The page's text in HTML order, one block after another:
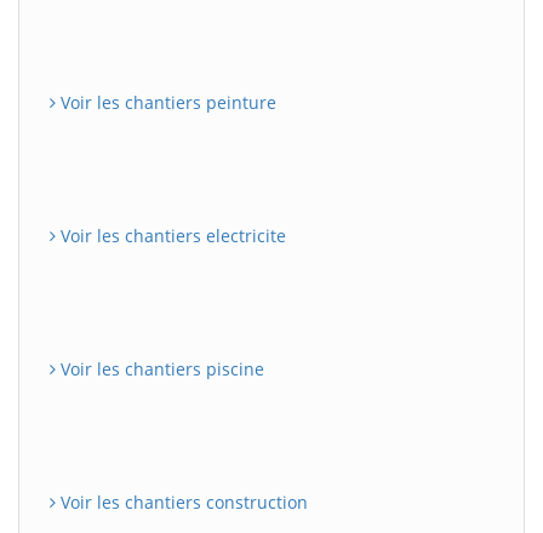
Voir les chantiers peinture
Voir les chantiers electricite
Voir les chantiers piscine
Voir les chantiers construction